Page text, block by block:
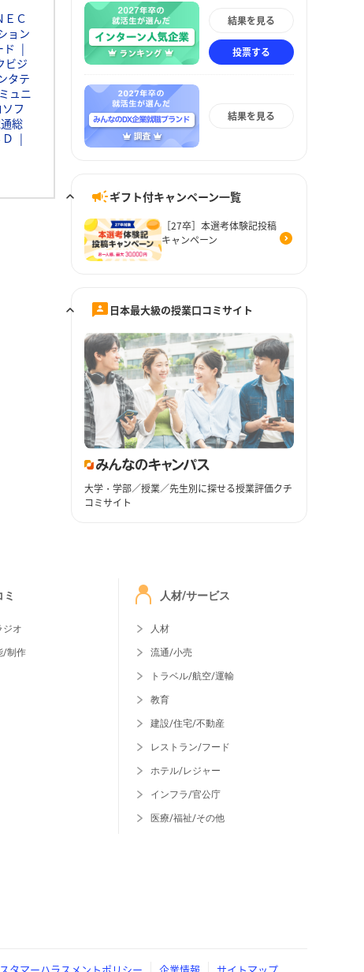
ＥＣ
ョン
ビジ
タテ
ュニ
フ
総
結果を見る
投票する
結果を見る
ギフト付キャンペーン一覧
［27卒］本選考体験記投稿
キャンペーン
日本最大級の授業口コミサイト
大学・学部／授業／先生別に探せる授業評価クチ
コミサイト
ジオ
/制作
人材/サービス
人材
流通/小売
トラベル/航空/運輸
教育
建設/住宅/不動産
レストラン/フード
ホテル/レジャー
インフラ/官公庁
医療/福祉/その他